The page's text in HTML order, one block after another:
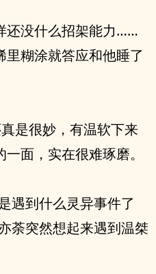
还没什么招架能力……
糊涂就答应和他睡了
是很妙，有温软下来
面，实在很难琢磨。
遇到什么灵异事件了
荼突然想起来遇到温桀